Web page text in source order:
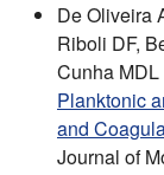
De Oliveira
Riboli DF,
Cunha MDL
Planktonic
and
Journal of